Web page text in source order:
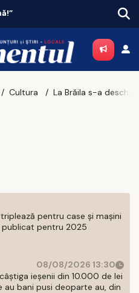
Portugalia conduce topul
Cultura
pentru case și mașini
publicat pentru 2025
08/08/2026 13:30
ieșenii din 10.000 de lei
au bani pusi deoparte au, din